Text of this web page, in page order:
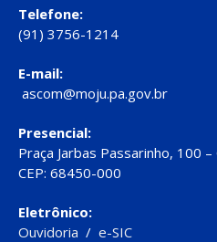
Telefone:
(91) 3756-1214
E-mail:
ascom@moju.pa.gov.br
Presencial:
Praça Jarbas Passarinho, 100
CEP: 68450-000
Eletrônico:
Ouvidoria / e-SIC